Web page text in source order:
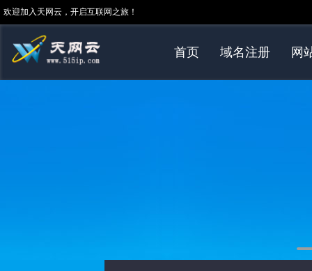
欢迎加入天网云，开启互联网之旅！
首页 域名注册 网